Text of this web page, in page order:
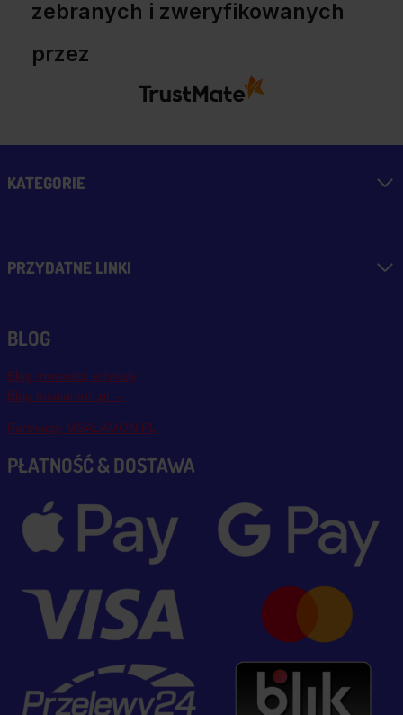
zebranych i zweryfikowanych
przez
KATEGORIE
PRZYDATNE LINKI
BLOG
Blog, nowości, artykuły
Blog msalamon.pl →
Partnerzy MSALAMON.PL
PŁATNOŚĆ & DOSTAWA